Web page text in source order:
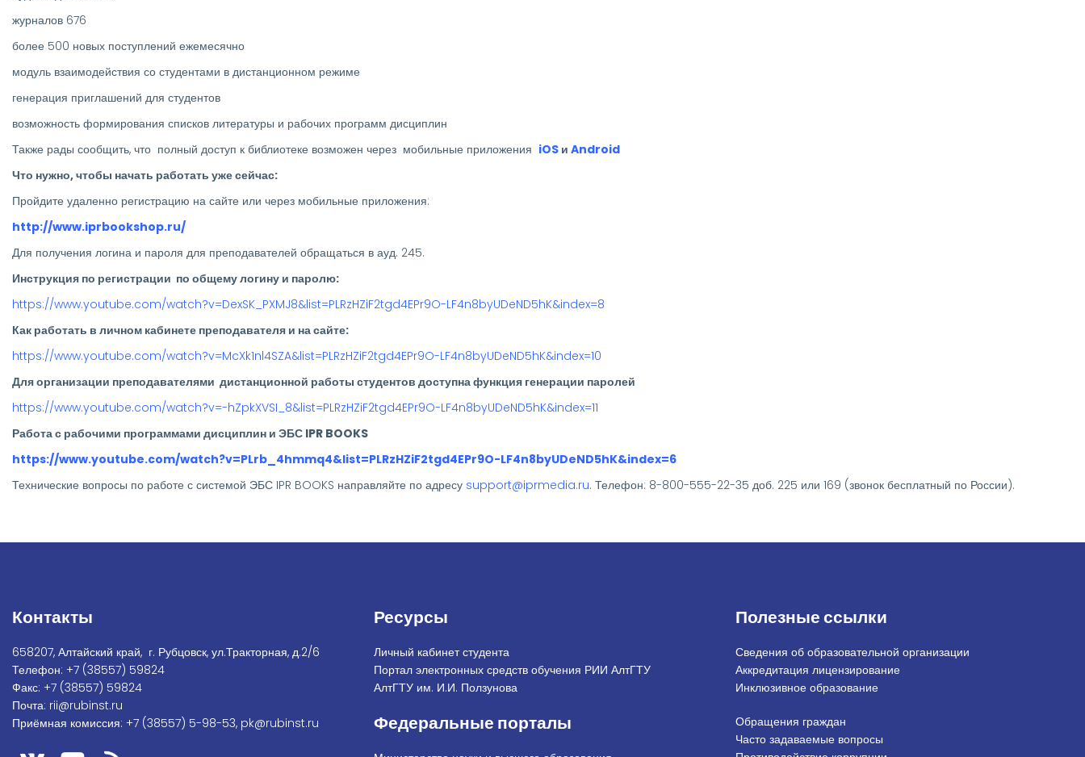
журналов 676
более 500 новых поступлений ежемесячно
модуль взаимодействия со студентами в дистанционном режиме
генерация приглашений для студентов
возможность формирования списков литературы и рабочих программ дисциплин
Также рады сообщить, что полный доступ к библиотеке возможен через мобильные приложения iOS и Android
Что нужно, чтобы начать работать уже сейчас:
Пройдите удаленно регистрацию на сайте или через мобильные приложения:
http://www.iprbookshop.ru/
Для получения логина и пароля для преподавателей обращаться в ауд. 245.​
Инструкция по регистрации по общему логину и паролю:
https://www.youtube.com/watch?v=DexSK_PXMJ8&list=PLRzHZiF2tgd4EPr9O-LF4n8byUDeND5hK&index=8
Как работать в личном кабинете преподавателя и на сайте:
https://www.youtube.com/watch?v=McXk1nl4SZA&list=PLRzHZiF2tgd4EPr9O-LF4n8byUDeND5hK&index=10
Для организации преподавателями дистанционной работы студентов доступна функция генерации паролей
https://www.youtube.com/watch?v=-hZpkXVSI_8&list=PLRzHZiF2tgd4EPr9O-LF4n8byUDeND5hK&index=11
Работа с рабочими программами дисциплин и ЭБС IPR BOOKS
https://www.youtube.com/watch?v=PLrb_4hmmq4&list=PLRzHZiF2tgd4EPr9O-LF4n8byUDeND5hK&index=6
Технические вопросы по работе с системой ЭБС IPR BOOKS направляйте по адресу support@iprmedia.ru. Телефон: 8-800-555-22-35 доб. 225 или 169 (звонок бесплатный по России).
Контакты
658207, Алтайский край, г. Рубцовск, ул.Тракторная, д.2/6
Телефон: +7 (38557) 59824
Факс: +7 (38557) 59824
Почта: rii@rubinst.ru
Приёмная комиссия: +7 (38557) 5-98-53, pk@rubinst.ru
Ресурсы
Личный кабинет студента
Портал электронных средств обучения РИИ АлтГТУ
АлтГТУ им. И.И. Ползунова
Федеральные порталы
Полезные ссылки
Сведения об образовательной организации
Аккредитация лицензирование
Инклюзивное образование
Подвал_право
Обращения граждан
Часто задаваемые вопросы